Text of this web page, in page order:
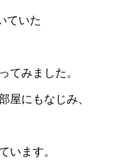
ていた
てみました。
屋にもなじみ、
います。